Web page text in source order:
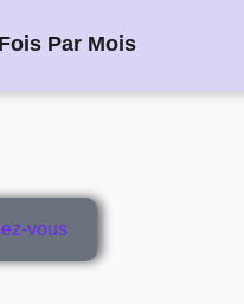
Par Mois
vous